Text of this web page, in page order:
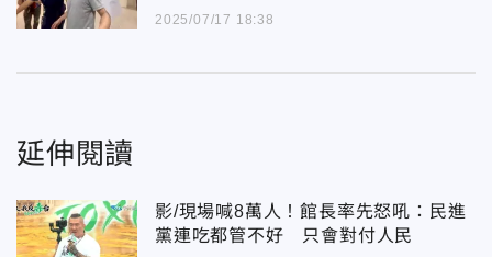
2025/07/17 18:38
延伸閱讀
影/現場喊8萬人！館長率先怒吼：民進
黨連吃都管不好 只會對付人民